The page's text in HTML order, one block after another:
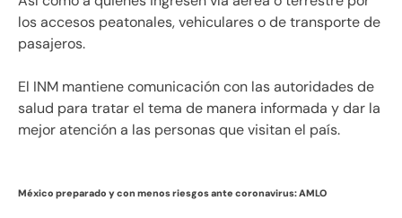
los accesos peatonales, vehiculares o de transporte de
pasajeros.
El INM mantiene comunicación con las autoridades de
salud para tratar el tema de manera informada y dar la
mejor atención a las personas que visitan el país.
México preparado y con menos riesgos ante coronavirus: AMLO